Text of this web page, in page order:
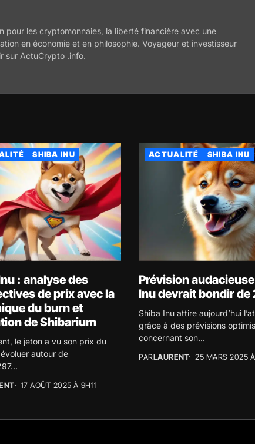
pour les cryptomonnaies, la liberté financière avec une
en économie et en philosophie. Voyageur et investisseur
sur ActuCrypto .info.
SHIBA INU
: analyse des
de prix avec la
du burn et
de Shibarium
le jeton a vu son prix du
autour de
17 AOÛT 2025 À 9H11
ACTUALITÉ SHIBA INU
Prévision
Inu devrait bondir de
Shiba Inu attire aujourd’hui
grâce à des prévisions
concernant son...
PARLAURENT 25 MARS 2025